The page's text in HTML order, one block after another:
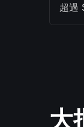
超過
大